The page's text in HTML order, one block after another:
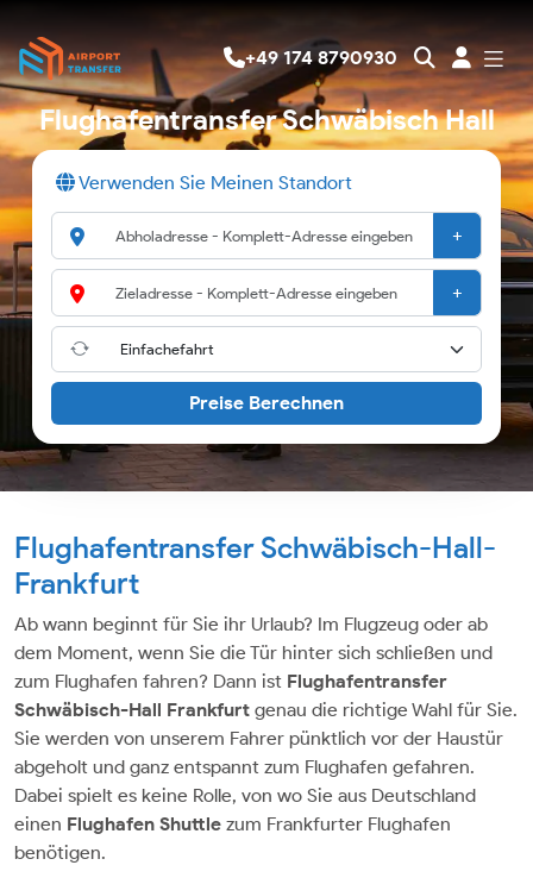
+49 174 8790930
Flughafentransfer Schwäbisch Hall
Verwenden Sie Meinen Standort
+
+
Preise Berechnen
Flughafentransfer Schwäbisch-Hall-
Frankfurt
Ab wann beginnt für Sie ihr Urlaub? Im Flugzeug oder ab
dem Moment, wenn Sie die Tür hinter sich schließen und
zum Flughafen fahren? Dann ist Flughafentransfer
Schwäbisch-Hall Frankfurt genau die richtige Wahl für Sie.
Sie werden von unserem Fahrer pünktlich vor der Haustür
abgeholt und ganz entspannt zum Flughafen gefahren.
Dabei spielt es keine Rolle, von wo Sie aus Deutschland
einen Flughafen Shuttle zum Frankfurter Flughafen
benötigen.